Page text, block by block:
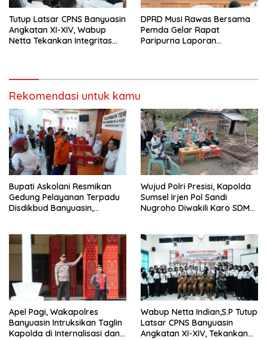
Tutup Latsar CPNS Banyuasin
Angkatan XI-XIV, Wabup
Netta Tekankan Integritas
DPRD Musi Rawas Bersama
Pemda Gelar Rapat
Paripurna Laporan
Rekomendasi untuk kamu
Bupati Askolani Resmikan
Gedung Pelayanan Terpadu
Disdikbud Banyuasin,
Wujud Polri Presisi, Kapolda
Sumsel Irjen Pol Sandi
Nugroho Diwakili Karo SDM
Huni
Apel Pagi, Wakapolres
Banyuasin Intruksikan Taglin
Kapolda di Internalisasi dan
Wabup Netta Indian,S.P Tutup
Latsar CPNS Banyuasin
Angkatan XI-XIV, Tekankan